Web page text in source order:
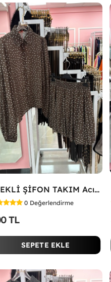
ETEKLİ ŞİFON TAKIM Acı Kahve
0 Değerlendirme
TL
SEPETE EKLE